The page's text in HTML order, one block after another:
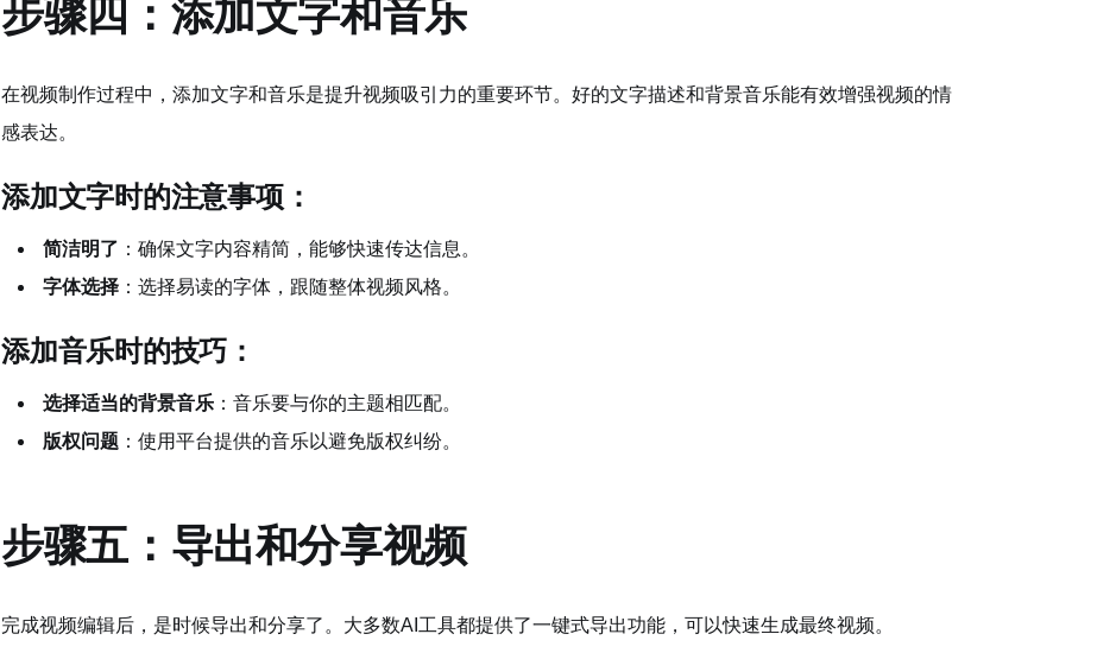
步骤四：添加文字和音乐
在视频制作过程中，添加文字和音乐是提升视频吸引力的重要环节。好的文字描述和背景音乐能有效增强视频的情
感表达。
添加文字时的注意事项：
简洁明了 ：确保文字内容精简，能够快速传达信息。
字体选择 ：选择易读的字体，跟随整体视频风格。
添加音乐时的技巧：
选择适当的背景音乐 ：音乐要与你的主题相匹配。
版权问题 ：使用平台提供的音乐以避免版权纠纷。
步骤五：导出和分享视频
完成视频编辑后，是时候导出和分享了。大多数AI工具都提供了一键式导出功能，可以快速生成最终视频。